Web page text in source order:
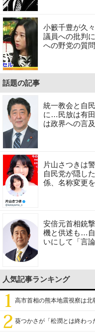
小籔千豊が久
議員への批判
への野党の質
話題の記事
統一教会と自
に…民放は有
は政界への言
片山さつきは
自民党が隠し
係、名称変更
安倍元首相銃
機と供述も…
いにして「言
人気記事ランキング
高市首相の熊本地震視察は北
葵つかさが「松潤とは終わっ